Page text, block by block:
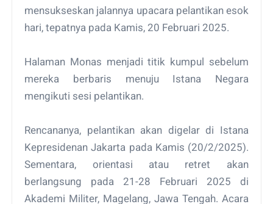
mensukseskan jalannya upacara pelantikan esok
hari, tepatnya pada Kamis, 20 Februari 2025.
Halaman Monas menjadi titik kumpul sebelum
mereka berbaris menuju Istana Negara
mengikuti sesi pelantikan.
Rencananya, pelantikan akan digelar di Istana
Kepresidenan Jakarta pada Kamis (20/2/2025).
Sementara, orientasi atau retret akan
berlangsung pada 21-28 Februari 2025 di
Akademi Militer, Magelang, Jawa Tengah. Acara